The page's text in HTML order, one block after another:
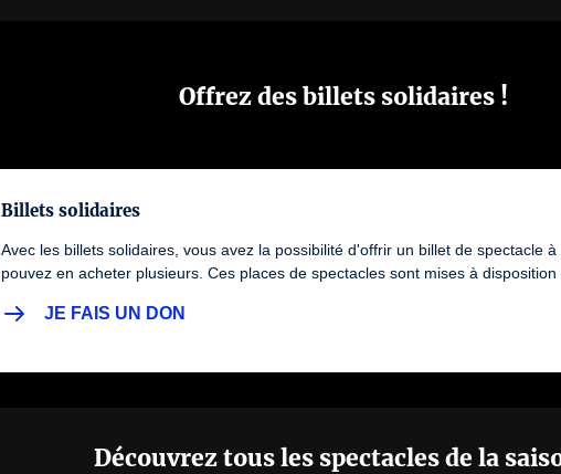
Offrez des billets solidaires !
Billets solidaires
Avec les billets solidaires, vous avez la possibilité d'offrir un billet de spectacle
pouvez en acheter plusieurs. Ces places de spectacles sont mises à
JE FAIS UN DON
Découvrez tous les spectacles de la